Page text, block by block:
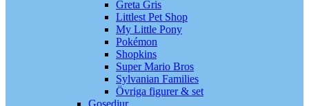
Greta Gris
Littlest Pet Shop
My Little Pony
Pokémon
Shopkins
Super Mario Bros
Sylvanian Families
Övriga figurer & set
Gosedjur